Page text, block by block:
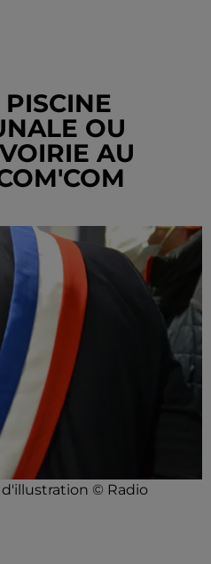
OU
AU
© Radio